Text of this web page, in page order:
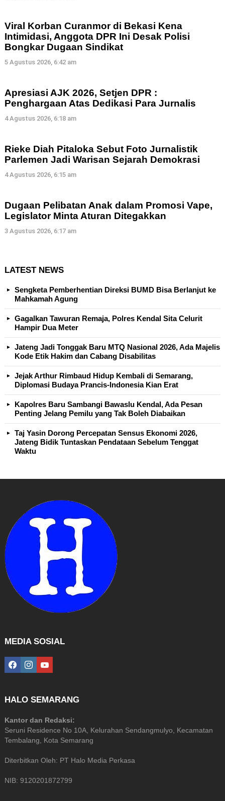
Viral Korban Curanmor di Bekasi Kena
Intimidasi, Anggota DPR Ini Desak Polisi
Bongkar Dugaan Sindikat
5 Agustus 2026, 6:42 am
Apresiasi AJK 2026, Setjen DPR :
Penghargaan Atas Dedikasi Para Jurnalis
4 Agustus 2026, 6:18 am
Rieke Diah Pitaloka Sebut Foto Jurnalistik
Parlemen Jadi Warisan Sejarah Demokrasi
4 Agustus 2026, 6:15 am
Dugaan Pelibatan Anak dalam Promosi Vape,
Legislator Minta Aturan Ditegakkan
3 Agustus 2026, 6:17 am
LATEST NEWS
Sengketa Pemberhentian Direksi BUMD Bisa Berlanjut ke
Mahkamah Agung
Gagalkan Tawuran Remaja, Polres Kendal Sita Celurit
Hampir Dua Meter
Jateng Jadi Tonggak Baru MTQ Nasional 2026, Ada Majelis
Kode Etik Hakim dan Cabang Disabilitas
Jejak Arthur Rimbaud Hidup Kembali di Semarang,
Diplomasi Budaya Prancis-Indonesia Kian Erat
Kapolres Baru Sambangi Bawaslu Kendal, Ada Pesan
Penting Jelang Pemilu yang Tak Boleh Diabaikan
Taj Yasin Dorong Percepatan Sensus Ekonomi 2026,
Jateng Bidik Tuntaskan Pendataan Sebelum Tenggat
Waktu
MEDIA SOSIAL
facebookinstagramyoutube
HALO SEMARANG
Kantor dan Redaksi:
Seruni Residence No 10A, Kelurahan Sendangmulyo, Kecamatan
Tembalang, Kota Semarang
Diterbitkan Oleh: PT Halo Media Perkasa
NIB: 9120201872799